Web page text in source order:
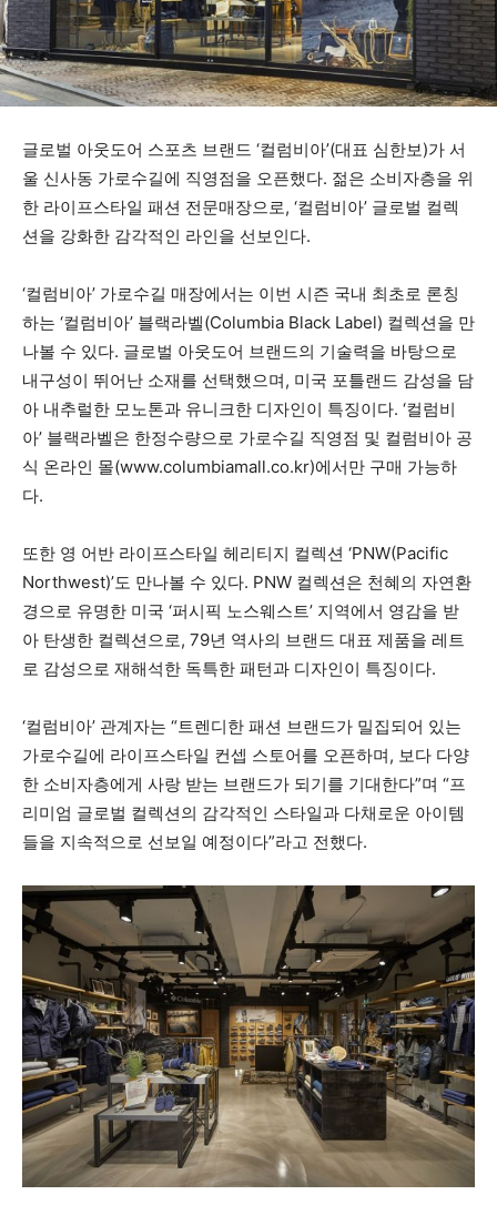
글로벌 아웃도어 스포츠 브랜드 ‘컬럼비아’(대표 심한보)가 서
울 신사동 가로수길에 직영점을 오픈했다. 젊은 소비자층을 위
한 라이프스타일 패션 전문매장으로, ‘컬럼비아’ 글로벌 컬렉
션을 강화한 감각적인 라인을 선보인다.
‘컬럼비아’ 가로수길 매장에서는 이번 시즌 국내 최초로 론칭
하는 ‘컬럼비아’ 블랙라벨(Columbia Black Label) 컬렉션을 만
나볼 수 있다. 글로벌 아웃도어 브랜드의 기술력을 바탕으로
내구성이 뛰어난 소재를 선택했으며, 미국 포틀랜드 감성을 담
아 내추럴한 모노톤과 유니크한 디자인이 특징이다. ‘컬럼비
아’ 블랙라벨은 한정수량으로 가로수길 직영점 및 컬럼비아 공
식 온라인 몰(www.columbiamall.co.kr)에서만 구매 가능하
다.
또한 영 어반 라이프스타일 헤리티지 컬렉션 ‘PNW(Pacific
Northwest)’도 만나볼 수 있다. PNW 컬렉션은 천혜의 자연환
경으로 유명한 미국 ‘퍼시픽 노스웨스트’ 지역에서 영감을 받
아 탄생한 컬렉션으로, 79년 역사의 브랜드 대표 제품을 레트
로 감성으로 재해석한 독특한 패턴과 디자인이 특징이다.
‘컬럼비아’ 관계자는 “트렌디한 패션 브랜드가 밀집되어 있는
가로수길에 라이프스타일 컨셉 스토어를 오픈하며, 보다 다양
한 소비자층에게 사랑 받는 브랜드가 되기를 기대한다”며 “프
리미엄 글로벌 컬렉션의 감각적인 스타일과 다채로운 아이템
들을 지속적으로 선보일 예정이다”라고 전했다.